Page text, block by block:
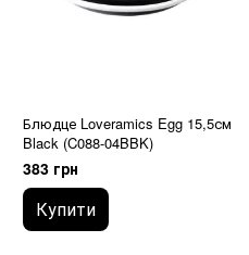
Блюдце Loveramics Egg 15,5см
Black (C088-04BBK)
383 грн
Купити